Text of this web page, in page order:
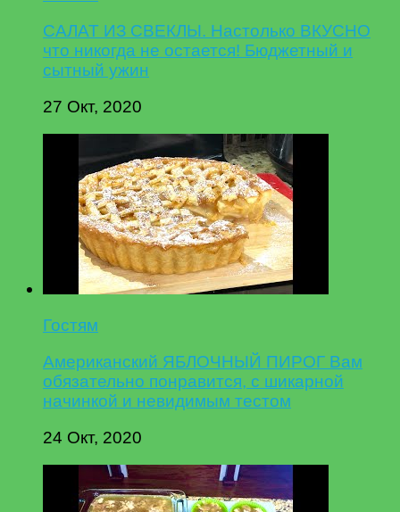
САЛАТ ИЗ СВЕКЛЫ. Настолько ВКУСНО
что никогда не остается! Бюджетный и
сытный ужин
27 Окт, 2020
Гостям
Американский ЯБЛОЧНЫЙ ПИРОГ Вам
обязательно понравится, с шикарной
начинкой и невидимым тестом
24 Окт, 2020